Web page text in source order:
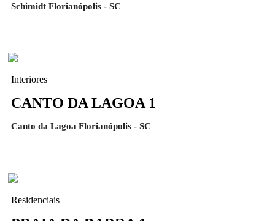
Schimidt Florianópolis - SC
Interiores
CANTO DA LAGOA 1
Canto da Lagoa Florianópolis - SC
Residenciais